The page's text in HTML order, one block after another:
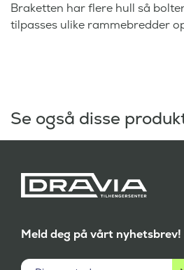
Braketten har flere hull så
tilpasses ulike rammebredder
Se også disse
Meld deg på vårt nyhetsbrev!